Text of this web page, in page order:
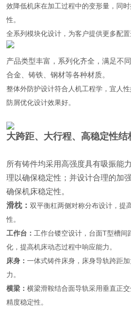
效降低机床在加工过程中的变形量，同
性。
全系列模块化设计，为客户提供更多配置
产品类型丰富，系列化齐全，满足不
合金、铸铁、钢材等各种材质。
整体外防护设计符合人机工程学，宜人
防屑优化设计效果好。
大跨距、大行程、高稳定性结
所有铸件均采用高强度具有吸振能
理以确保稳定性；并设计合理的加
确保机床稳定性。
滑枕：双平衡杠两侧对称分布设计，提
性。
工作台： 工作台镂空设计，台面T型槽
化，提高机床动态过程中响应能力。
床身：一体式铸件床身，床身导轨跨距
力。
横梁：横梁滑鞍结合面导轨采用垂直正
精度稳定性。